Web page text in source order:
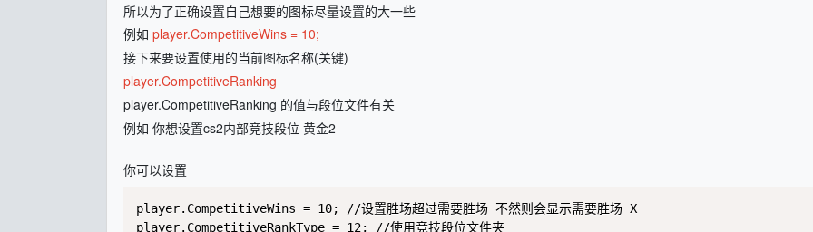
所以为了正确设置自己想要的图标尽量设置的大一些
例如 player.CompetitiveWins = 10;
接下来要设置使用的当前图标名称(关键)
player.CompetitiveRanking
player.CompetitiveRanking 的值与段位文件有关
例如 你想设置cs2内部竞技段位 黄金2
你可以设置
player.CompetitiveWins = 10; //设置胜场超过需要胜场 不然则会显示需要胜场 X
player.CompetitiveRankType = 12; //使用竞技段位文件夹